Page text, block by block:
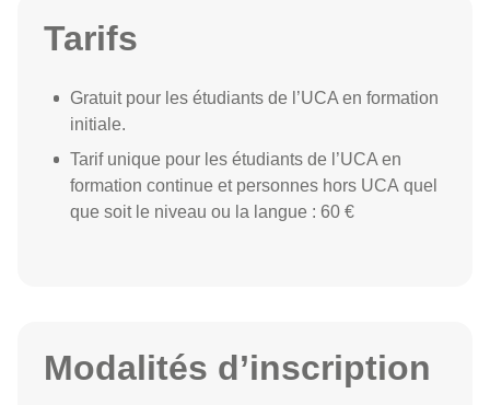
Tarifs
Gratuit pour les étudiants de l’UCA en formation
initiale.
Tarif unique pour les étudiants de l’UCA en
formation continue et personnes hors UCA quel
que soit le niveau ou la langue : 60 €
Modalités d’inscription